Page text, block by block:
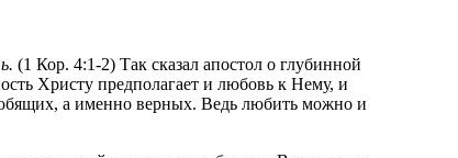
(1 Кор. 4:1-2) Так сказал апостол о глубинной
Христу предполагает и любовь к Нему, и
а именно верных. Ведь любить можно и